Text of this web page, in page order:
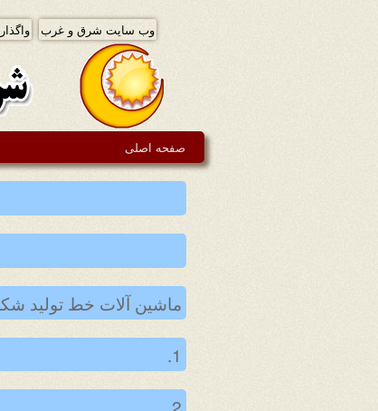
وب سایت شرق و غرب
صفحه اصلی
ماشین آلات خط تولید
1.
2.